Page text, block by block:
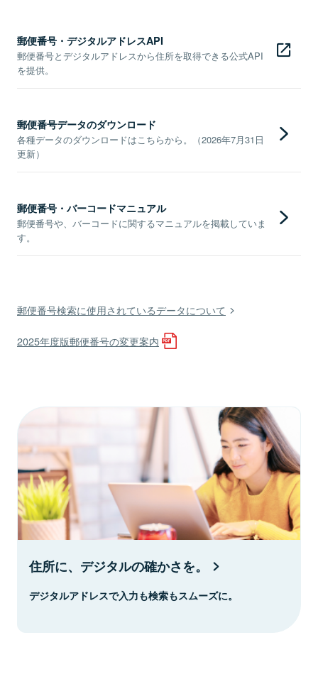
郵便番号・デジタルアドレスAPI
郵便番号とデジタルアドレスから住所を取得できる公式API
を提供。
郵便番号データのダウンロード
各種データのダウンロードはこちらから。（2026年7月31日
更新）
郵便番号・バーコードマニュアル
郵便番号や、バーコードに関するマニュアルを掲載していま
す。
郵便番号検索に使用されているデータについて
2025年度版郵便番号の変更案内
住所に、デジタルの確かさを。
デジタルアドレスで入力も検索もスムーズに。